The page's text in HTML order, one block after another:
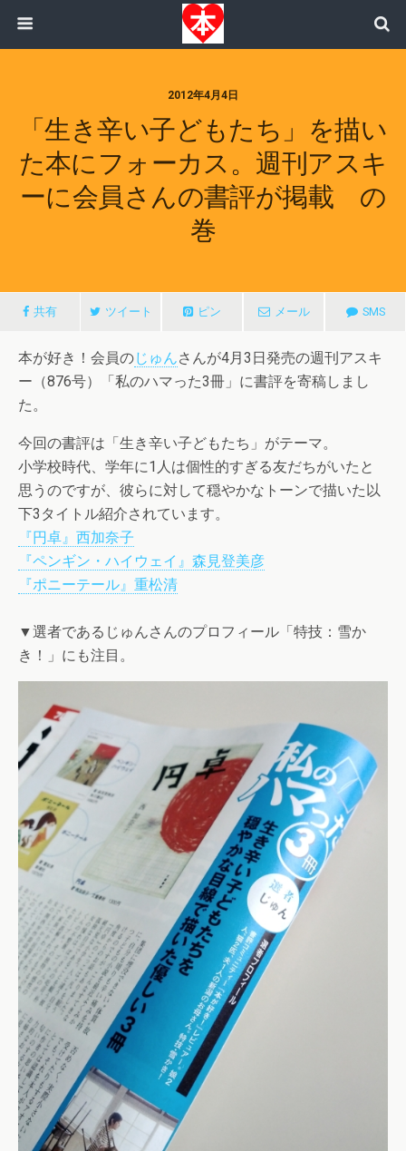
2012年4月4日
「生き辛い子どもたち」を描い
た本にフォーカス。週刊アスキ
ーに会員さんの書評が掲載 の
巻
共有 ツイート ピン メール SMS
本が好き！会員のじゅんさんが4月3日発売の週刊アスキ
ー（876号）「私のハマった3冊」に書評を寄稿しまし
た。
今回の書評は「生き辛い子どもたち」がテーマ。
小学校時代、学年に1人は個性的すぎる友だちがいたと
思うのですが、彼らに対して穏やかなトーンで描いた以
下3タイトル紹介されています。
『円卓』西加奈子
『ペンギン・ハイウェイ』森見登美彦
『ポニーテール』重松清
▼選者であるじゅんさんのプロフィール「特技：雪か
き！」にも注目。